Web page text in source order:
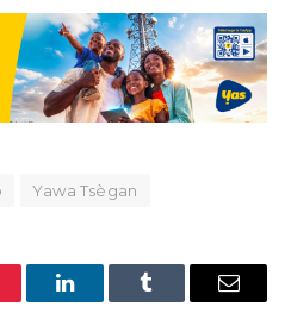
Yawa Tsègan
LinkedInTumblr Email